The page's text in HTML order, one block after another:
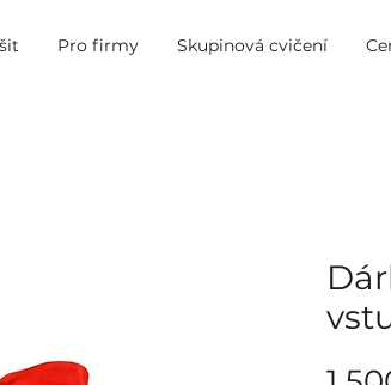
Pro firmy Skupinová cvičení